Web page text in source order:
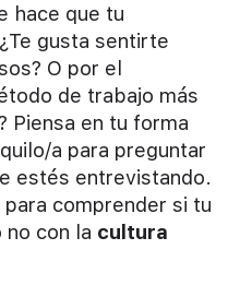
hace que tu
gusta sentirte
O por el
de trabajo más
Piensa en tu forma
a para preguntar
estés entrevistando.
comprender si tu
no con la cultura